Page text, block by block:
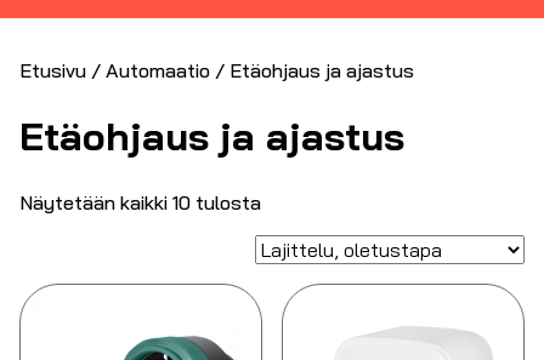
Etusivu / Automaatio / Etäohjaus ja ajastus
Etäohjaus ja ajastus
Näytetään kaikki 10 tulosta